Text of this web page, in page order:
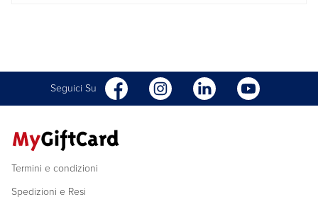
Seguici Su
Termini e condizioni
Spedizioni e Resi